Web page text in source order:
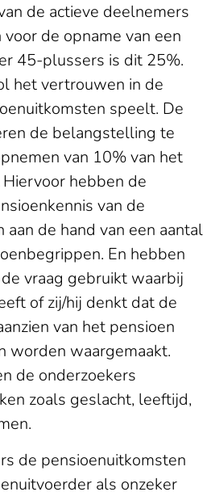
de actieve deelnemers
de opname van een
45-plussers is dit 25%.
het vertrouwen in de
speelt. De
de belangstelling te
van 10% van het
hebben de
van de
de hand van een aantal
En hebben
vraag gebruikt waarbij
of zij/hij denkt dat de
van het pensioen
worden waargemaakt.
de onderzoekers
zoals geslacht, leeftijd,
de pensioenuitkomsten
als onzeker